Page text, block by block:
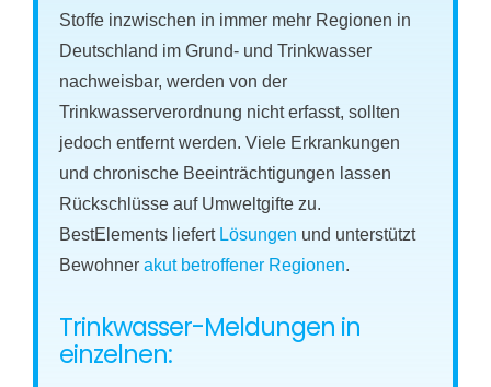
Stoffe inzwischen in immer mehr Regionen in
Deutschland im Grund- und Trinkwasser
nachweisbar, werden von der
Trinkwasserverordnung nicht erfasst, sollten
jedoch entfernt werden. Viele Erkrankungen
und chronische Beeinträchtigungen lassen
Rückschlüsse auf Umweltgifte zu.
BestElements liefert Lösungen und unterstützt
Bewohnerakut betroffener Regionen.
Trinkwasser-Meldungen in
einzelnen: